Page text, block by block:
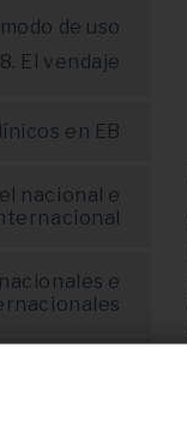
de uso
8. El vendaje
en EB
nacional e
e
pacientes